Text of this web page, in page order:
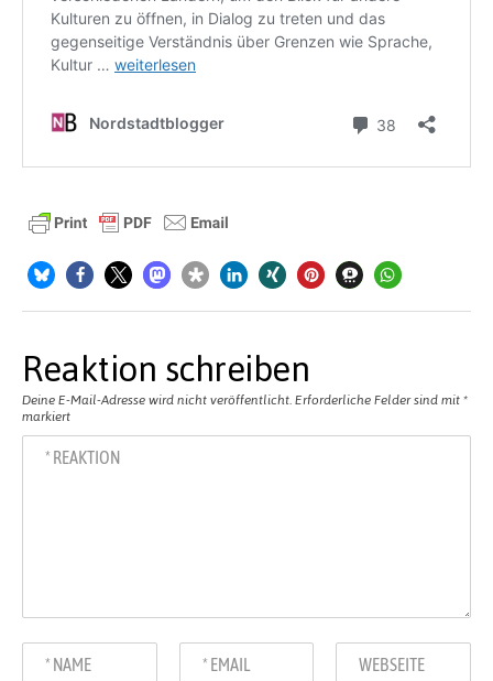
Reaktion schreiben
Deine E-Mail-Adresse wird nicht veröffentlicht. Erforderliche Felder sind mit *
markiert